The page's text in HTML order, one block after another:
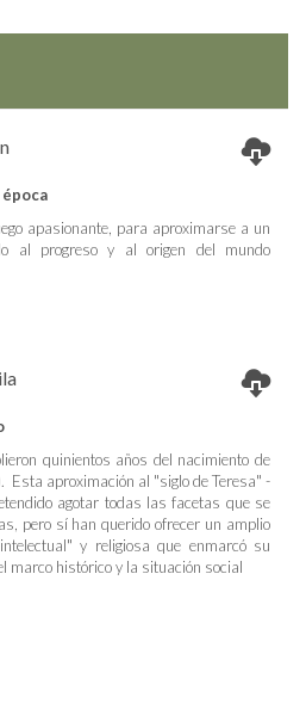
apasionante, para aproximarse a un
al progreso y al origen del mundo
quinientos años del nacimiento de
aproximación al "siglo de Teresa" -
agotar todas las facetas que se
pero sí han querido ofrecer un amplio
y religiosa que enmarcó su
marco histórico y la situación social